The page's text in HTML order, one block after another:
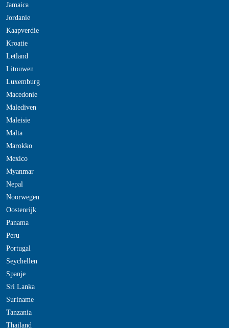
Jamaica
Jordanie
Kaapverdie
Kroatie
Letland
Litouwen
Luxemburg
Macedonie
Malediven
Maleisie
Malta
Marokko
Mexico
Myanmar
Nepal
Noorwegen
Oostenrijk
Panama
Peru
Portugal
Seychellen
Spanje
Sri Lanka
Suriname
Tanzania
Thailand